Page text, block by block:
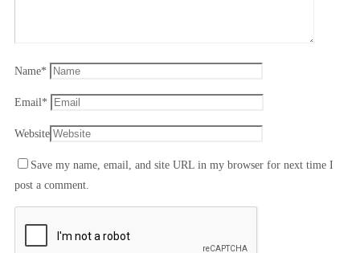
Name*
Email*
Website
Save my name, email, and site URL in my browser for next time I
post a comment.